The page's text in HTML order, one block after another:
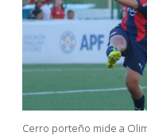
Cerro porteño mide a